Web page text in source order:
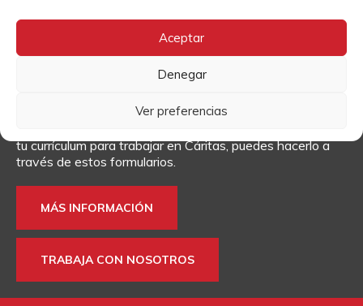
Aceptar
Denegar
Ver preferencias
tu currículum para trabajar en Cáritas, puedes hacerlo a
través de estos formularios.
MÁS INFORMACIÓN
TRABAJA CON NOSOTROS